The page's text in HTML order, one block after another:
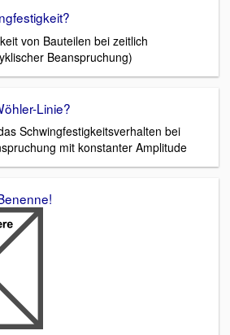
von Bauteilen bei zeitlich
Beanspruchung)
Linie?
Schwingfestigkeitsverhalten bei
mit konstanter Amplitude